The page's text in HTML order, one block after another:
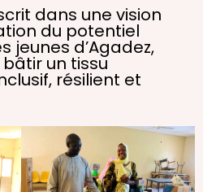
dans une vision
du potentiel
jeunes d’Agadez,
un tissu
résilient et